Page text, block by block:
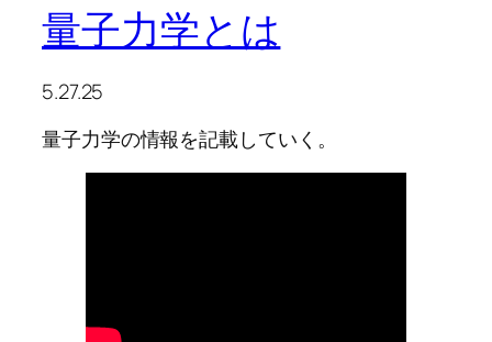
量子力学とは
5.27.25
量子力学の情報を記載していく。